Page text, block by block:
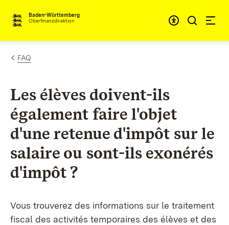
Passer au contenu
Baden-Württemberg
Oberfinanzdirektion
FAQ
Les élèves doivent-ils
également faire l'objet
d'une retenue d'impôt sur le
salaire ou sont-ils exonérés
d'impôt ?
Vous trouverez des informations sur le traitement
fiscal des activités temporaires des élèves et des